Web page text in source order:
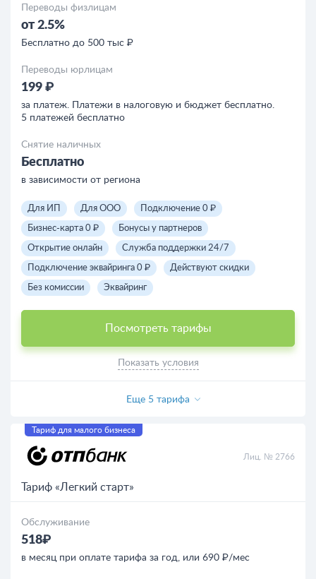
Переводы физлицам
от 2.5%
Бесплатно до 500 тыс ₽
Переводы юрлицам
199 ₽
за платеж. Платежи в налоговую и бюджет бесплатно.
5 платежей бесплатно
Снятие наличных
Бесплатно
в зависимости от региона
Для ИП Для ООО Подключение 0 ₽
Бизнес-карта 0 ₽ Бонусы у партнеров
Открытие онлайн Служба поддержки 24/7
Подключение эквайринга 0 ₽ Действуют скидки
Без комиссии Эквайринг
Посмотреть тарифы
Показать условия
Еще 5 тарифа
Тариф для малого бизнеса
Лиц. № 2766
Тариф «Легкий старт»
Обслуживание
518₽
в месяц при оплате тарифа за год, или 690 ₽/мес